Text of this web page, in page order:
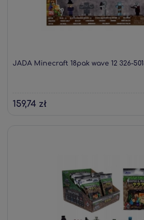
JADA Minecraft 18pak wave 12 326-
159,74 zł